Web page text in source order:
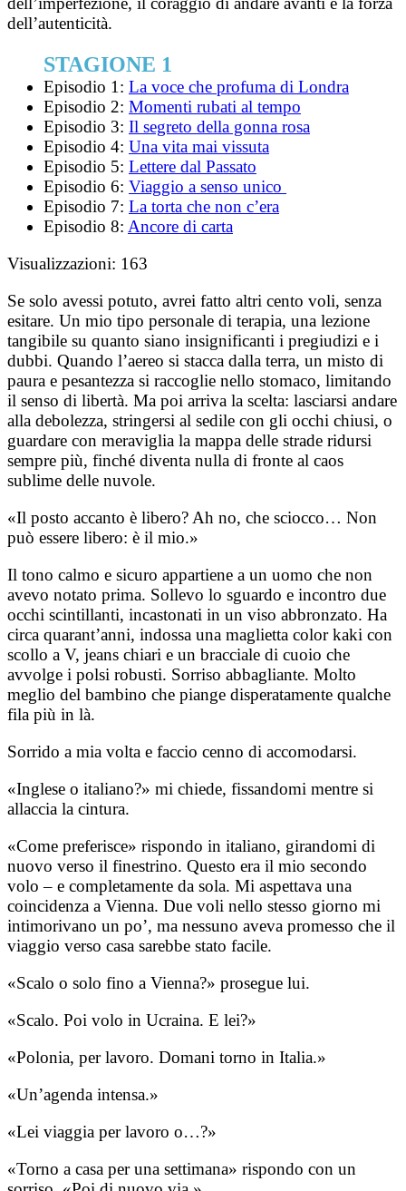
dell’autenticità.
STAGIONE 1
Episodio 1: La voce che profuma di Londra
Episodio 2: Momenti rubati al tempo
Episodio 3: Il segreto della gonna rosa
Episodio 4: Una vita mai vissuta
Episodio 5: Lettere dal Passato
Episodio 6: Viaggio a senso unico
Episodio 7: La torta che non c’era
Episodio 8: Ancore di carta
Visualizzazioni: 163
Se solo avessi potuto, avrei fatto altri cento voli, senza
esitare. Un mio tipo personale di terapia, una lezione
tangibile su quanto siano insignificanti i pregiudizi e i
dubbi. Quando l’aereo si stacca dalla terra, un misto di
paura e pesantezza si raccoglie nello stomaco, limitando
il senso di libertà. Ma poi arriva la scelta: lasciarsi andare
alla debolezza, stringersi al sedile con gli occhi chiusi, o
guardare con meraviglia la mappa delle strade ridursi
sempre più, finché diventa nulla di fronte al caos
sublime delle nuvole.
«Il posto accanto è libero? Ah no, che sciocco… Non
può essere libero: è il mio.»
Il tono calmo e sicuro appartiene a un uomo che non
avevo notato prima. Sollevo lo sguardo e incontro due
occhi scintillanti, incastonati in un viso abbronzato. Ha
circa quarant’anni, indossa una maglietta color kaki con
scollo a V, jeans chiari e un bracciale di cuoio che
avvolge i polsi robusti. Sorriso abbagliante. Molto
meglio del bambino che piange disperatamente qualche
fila più in là.
Sorrido a mia volta e faccio cenno di accomodarsi.
«Inglese o italiano?» mi chiede, fissandomi mentre si
allaccia la cintura.
«Come preferisce» rispondo in italiano, girandomi di
nuovo verso il finestrino. Questo era il mio secondo
volo – e completamente da sola. Mi aspettava una
coincidenza a Vienna. Due voli nello stesso giorno mi
intimorivano un po’, ma nessuno aveva promesso che il
viaggio verso casa sarebbe stato facile.
«Scalo o solo fino a Vienna?» prosegue lui.
«Scalo. Poi volo in Ucraina. E lei?»
«Polonia, per lavoro. Domani torno in Italia.»
«Un’agenda intensa.»
«Lei viaggia per lavoro o…?»
«Torno a casa per una settimana» rispondo con un